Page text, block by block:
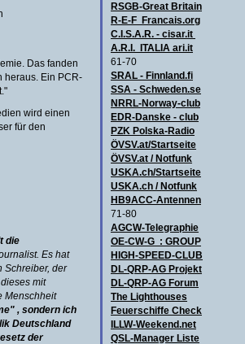
RSGB-Great Britain
R-E-F Francais.org
C.I.S.A.R. - cisar.it
A.R.I. ITALIA ari.it
61-70
SRAL - Finnland.fi
SSA - Schweden.se
NRRL-Norway-club
EDR-Danske - club
PZK Polska-Radio
ÖVSV.at/Startseite
ÖVSV.at / Notfunk
USKA.ch/Startseite
USKA.ch / Notfunk
HB9ACC-Antennen
71-80
AGCW-Telegraphie
OE-CW-G : GROUP
HIGH-SPEED-CLUB
DL-QRP-AG Projekt
DL-QRP-AG Forum
The Lighthouses
Feuerschiffe Check
ILLW-Weekend.net
QSL-Manager Liste
Das fanden
heraus. Ein PCR-
wird einen
für den
die
Es hat
Schreiber, der
mit
Menschheit
, sondern ich
Deutschland
der